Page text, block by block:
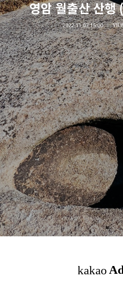
영암 월출산 산행
2022.11.07 15:00